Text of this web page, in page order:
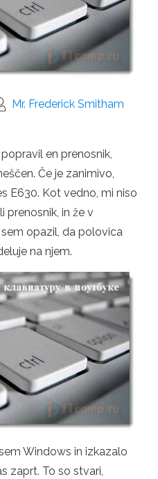
Mr. Frederick Smitham
en prenosnik,
Če je zanimivo,
E630. Kot vedno, mi niso
prenosnik, in že v
opazil, da polovica
na njem.
Windows in izkazalo
zaprt. To so stvari,